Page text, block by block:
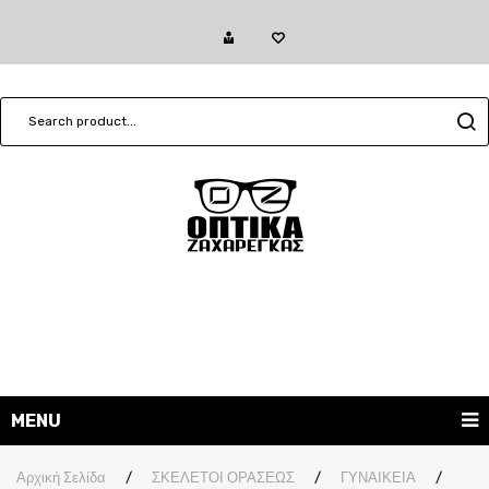
MENU
ΓΥΑΛΙΑ ΗΛΙΟΥ
Αρχική Σελίδα / ΣΚΕΛΕΤΟΙ ΟΡΑΣΕΩΣ / ΓΥΝΑΙΚΕΙΑ
/